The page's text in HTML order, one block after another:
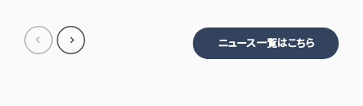
ニュース一覧はこちら